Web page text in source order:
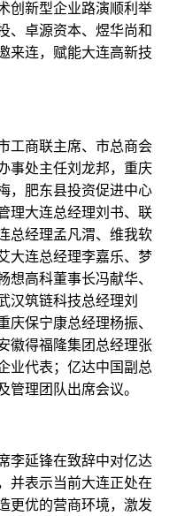
创新型企业路演顺利举
、卓源资本、煜华尚和
来连，赋能大连高新技
工商联主席、市总商会
事处主任刘龙邦，重庆
，肥东县投资促进中心
理大连总经理刘书、联
总经理孟凡渭、维我软
大连总经理李嘉乐、梦
想高科董事长冯献华、
汉筑链科技总经理刘
庆保宁康总经理杨振、
徽得福隆集团总经理张
业代表；亿达中国副总
管理团队出席会议。
李延锋在致辞中对亿达
并表示当前大连正处在
更优的营商环境，激发